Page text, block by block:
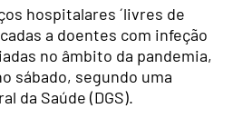
hospitalares ´livres de
a doentes com infeção
no âmbito da pandemia,
sábado, segundo uma
da Saúde (DGS).